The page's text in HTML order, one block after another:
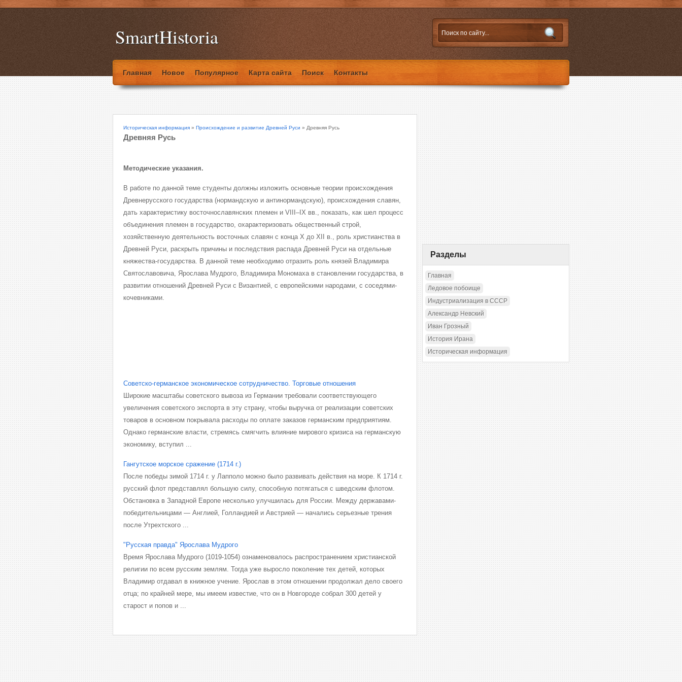
SmartHistoria
Главная Новое Популярное Карта сайта Поиск Контакты
Историческая информация » Происхождение и развитие Древней Руси » Древняя Русь
Древняя Русь
Методические указания.
В работе по данной теме студенты должны изложить основные теории происхождения
Древнерусского государства (нормандскую и антинормандскую), происхождения славян,
дать характеристику восточнославянских племен и VIII–IX вв., показать, как шел процесс
объединения племен в государство, охарактеризовать общественный строй,
хозяйственную деятельность восточных славян с конца X до XII в., роль христианства в
Древней Руси, раскрыть причины и последствия распада Древней Руси на отдельные
княжества-государства. В данной теме необходимо отразить роль князей Владимира
Святославовича, Ярослава Мудрого, Владимира Мономаха в становлении государства, в
развитии отношений Древней Руси с Византией, с европейскими народами, с соседями-
кочевниками.
Советско-германское экономическое сотрудничество. Торговые отношения
Широкие масштабы советского вывоза из Германии требовали соответствующего
увеличения советского экспорта в эту страну, чтобы выручка от реализации советских
товаров в основном покрывала расходы по оплате заказов германским предприятиям.
Однако германские власти, стремясь смягчить влияние мирового кризиса на германскую
экономику, вступил ...
Гангутское морское сражение (1714 г.)
После победы зимой 1714 г. у Лапполо можно было развивать действия на море. К 1714 г.
русский флот представлял большую силу, способную потягаться с шведским флотом.
Обстановка в Западной Европе несколько улучшилась для России. Между державами-
победительницами — Англией, Голландией и Австрией — начались серьезные трения
после Утрехтского ...
"Русская правда" Ярослава Мудрого
Время Ярослава Мудрого (1019-1054) ознаменовалось распространением христианской
религии по всем русским землям. Тогда уже выросло поколение тех детей, которых
Владимир отдавал в книжное учение. Ярослав в этом отношении продолжал дело своего
отца; по крайней мере, мы имеем известие, что он в Новгороде собрал 300 детей у
старост и попов и ...
Разделы
Главная
Ледовое побоище
Индустриализация в СССР
Александр Невский
Иван Грозный
История Ирана
Историческая информация